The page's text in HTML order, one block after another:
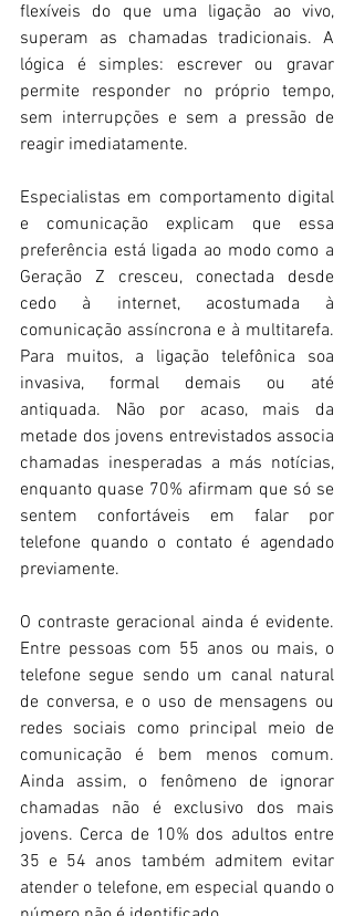
flexíveis do que uma ligação ao vivo,
superam as chamadas tradicionais. A
lógica é simples: escrever ou gravar
permite responder no próprio tempo,
sem interrupções e sem a pressão de
reagir imediatamente.
Especialistas em comportamento digital
e comunicação explicam que essa
preferência está ligada ao modo como a
Geração Z cresceu, conectada desde
cedo à internet, acostumada à
comunicação assíncrona e à multitarefa.
Para muitos, a ligação telefônica soa
invasiva, formal demais ou até
antiquada. Não por acaso, mais da
metade dos jovens entrevistados associa
chamadas inesperadas a más notícias,
enquanto quase 70% afirmam que só se
sentem confortáveis em falar por
telefone quando o contato é agendado
previamente.
O contraste geracional ainda é evidente.
Entre pessoas com 55 anos ou mais, o
telefone segue sendo um canal natural
de conversa, e o uso de mensagens ou
redes sociais como principal meio de
comunicação é bem menos comum.
Ainda assim, o fenômeno de ignorar
chamadas não é exclusivo dos mais
jovens. Cerca de 10% dos adultos entre
35 e 54 anos também admitem evitar
atender o telefone, em especial quando o